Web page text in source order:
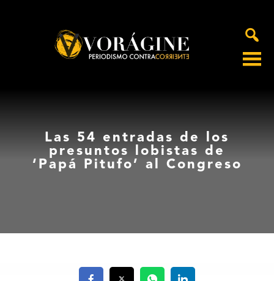
Las 54 entradas de los
presuntos lobistas de
‘Papá Pitufo’ al Congreso